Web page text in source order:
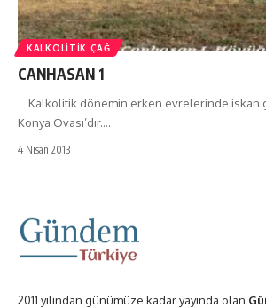
KALKOLITIK ÇAĞ
CANHASAN 1
Kalkolitik dönemin erken evrelerinde iskan
Konya Ovası’dır.…
4 Nisan 2013
2011 yılından günümüze kadar yayında olan